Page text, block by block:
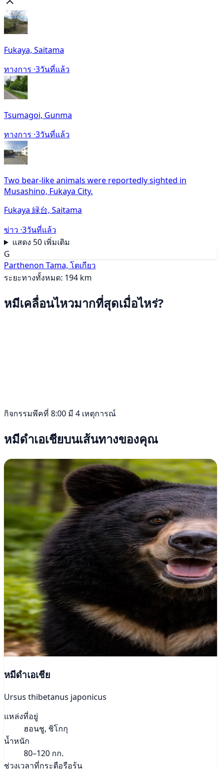
Fukaya, Saitama
ทางการ ·3วันที่แล้ว
Tsumagoi, Gunma
ทางการ ·3วันที่แล้ว
Two bear-like animals were reportedly sighted in
Musashino, Fukaya City.
Fukaya 緑台, Saitama
ข่าว ·3วันที่แล้ว
แสดง 50 เพิ่มเติม
G
Parthenon Tama, โตเกียว
ระยะทางทั้งหมด: 194 km
หมีเคลื่อนไหวมากที่สุดเมื่อไหร่?
กิจกรรมพีคที่ 8:00 มี 4 เหตุการณ์
หมีดำเอเชียบนเส้นทางของคุณ
หมีดำเอเชีย
Ursus thibetanus japonicus
แหล่งที่อยู่
ฮอนชู, ชิโกกุ
น้ำหนัก
80–120 กก.
ช่วงเวลาที่กระตือรือร้น